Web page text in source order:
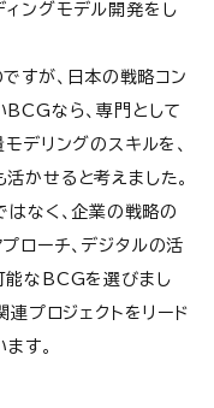
ングモデル開発をし
すが、日本の戦略コン
なら、専門として
デリングのスキルを、
かせると考えました。
はなく、企業の戦略の
ローチ、デジタルの活
能なBCGを選びまし
プロジェクトをリード
す。